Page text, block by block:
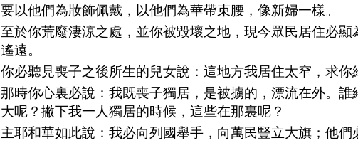
要以他們為妝飾佩戴，以他們為華帶束腰，像新婦一樣。
至於你荒廢淒涼之處，並你被毀壞之地，現今眾民居住必
遙遠。
你必聽見喪子之後所生的兒女說：這地方我居住太窄，求你
那時你心裏必說：我既喪子獨居，是被擄的，漂流在外。
大呢？撇下我一人獨居的時候，這些在那裏呢？
主耶和華如此說：我必向列國舉手，向萬民豎立大旗；他們